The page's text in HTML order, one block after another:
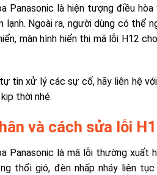
Panasonic là hiện tượng điều
lạnh. Ngoài ra, người dùng có thể
màn hình hiển thị mã lỗi H12
tin xử lý các sự cố, hãy liên hệ
thời nhé.
và cách sửa lỗi
Panasonic là mã lỗi thường xuất
thổi gió, đèn nhấp nháy liên